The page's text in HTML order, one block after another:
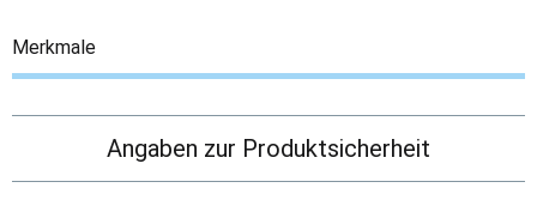
Merkmale
Angaben zur Produktsicherheit